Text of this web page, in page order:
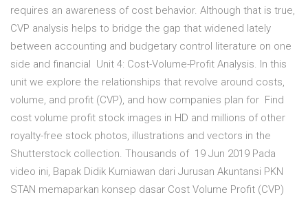
requires an awareness of cost behavior. Although that is true,
CVP analysis helps to bridge the gap that widened lately
between accounting and budgetary control literature on one
side and financial Unit 4: Cost-Volume-Profit Analysis. In this
unit we explore the relationships that revolve around costs,
volume, and profit (CVP), and how companies plan for Find
cost volume profit stock images in HD and millions of other
royalty-free stock photos, illustrations and vectors in the
Shutterstock collection. Thousands of 19 Jun 2019 Pada
video ini, Bapak Didik Kurniawan dari Jurusan Akuntansi PKN
STAN memaparkan konsep dasar Cost Volume Profit (CVP)